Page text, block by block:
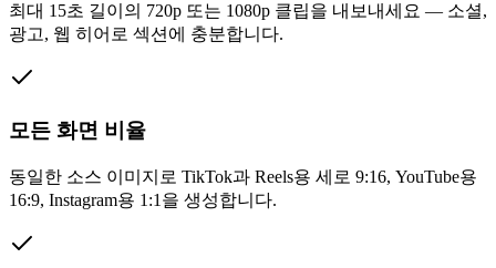
최대 15초 길이의 720p 또는 1080p 클립을 내보내세요 — 소셜,
광고, 웹 히어로 섹션에 충분합니다.
모든 화면 비율
동일한 소스 이미지로 TikTok과 Reels용 세로 9:16, YouTube용
16:9, Instagram용 1:1을 생성합니다.